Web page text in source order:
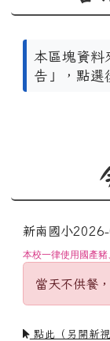
本區塊資料
告」，點選
新南國小
本校一律使用國產
當天不供餐
點此（另開新